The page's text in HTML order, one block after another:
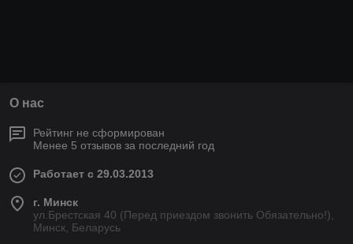
О нас
Рейтинг не сформирован
Менее 5 отзывов за последний год
Работает с 29.03.2013
г. Минск
ул.Брестская 40 (Перед приездом звонить Обязательно!),
Минск, Беларусь